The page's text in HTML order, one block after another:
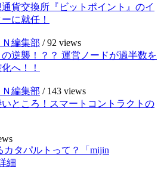
貨交換所『ビットポイント』のイ
に就任！
編集部 /92 views
逆襲！？？ 運営ノードが過半数を
へ！！
編集部 / 143 views
ところ！スマートコントラクトの
カタパルトって？「mijin
細